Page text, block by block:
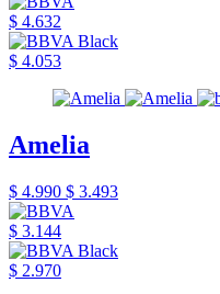
$ 4.632
$ 4.053
Amelia
$ 4.990 $ 3.493
$ 3.144
$ 2.970